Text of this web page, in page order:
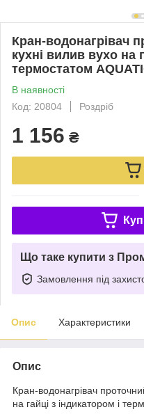
Кран-водонагрівач
кухні вилив вухо на
термостатом
В наявності
Код: 20804
Роздріб
1 156 ₴
Що таке купити з
Замовлення під
Опис Характеристики
Опис
Кран-водонагрівач
на гайці з індикатором і